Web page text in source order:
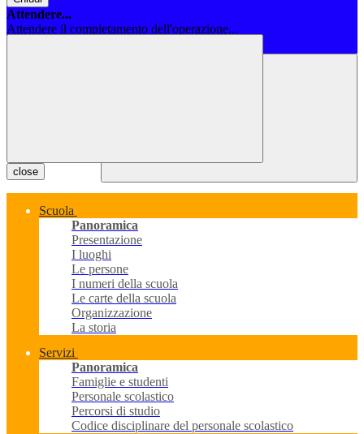
Attendere...
Attendere il completamento dell'operazione...
close
Scuola
Panoramica
Presentazione
I luoghi
Le persone
I numeri della scuola
Le carte della scuola
Organizzazione
La storia
Servizi
Panoramica
Famiglie e studenti
Personale scolastico
Percorsi di studio
Codice disciplinare del personale scolastico